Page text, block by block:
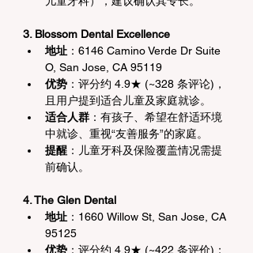
3. Blossom Dental Excellence
地址 ：6146 Camino Verde Dr Suite
O, San Jose, CA 95119
优势 ：评分约 4.9★ (~328 条评论)，
且用户提到适合儿童及家庭就诊。
适合人群 ：有孩子、希望在舒适环境
中就诊、重视“友善服务”的家庭。
提醒 ：儿童牙科及保险覆盖情况需提
前确认。
4. The Glen Dental
地址 ：1660 Willow St, San Jose, CA
95125
优势 ：评分约 4.9★ (~422 条评价)；